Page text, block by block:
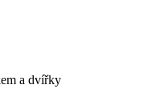
a dvířky